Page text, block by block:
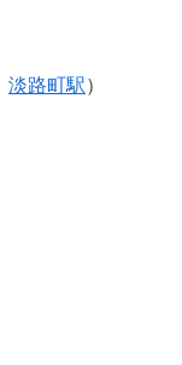
淡路町駅）